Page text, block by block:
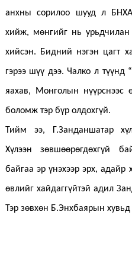
анхны сорилоо шууд л
хийж, мөнгийг нь урьдчилан
хийсэн. Бидний нэгэн цагт
гэрээ шүү дээ. Чалко л түүнд
яахав, Монголын
боломж тэр бүр олдохгүй.
Тийм ээ, Г.Занданшатар
Хүлээн зөвшөөрөгдөхгүй
байгаа эр үнэхээр эрх, адайр
өвлийг хайдаггүйтэй адил
Тэр зөвхөн Б.Энхбаярын